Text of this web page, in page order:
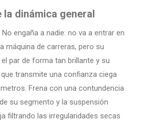
la dinámica general
engaña a nadie: no va a entrar en
máquina de carreras, pero su
par de forma tan brillante y su
transmite una confianza ciega
Frena con una contundencia
su segmento y la suspensión
filtrando las irregularidades secas